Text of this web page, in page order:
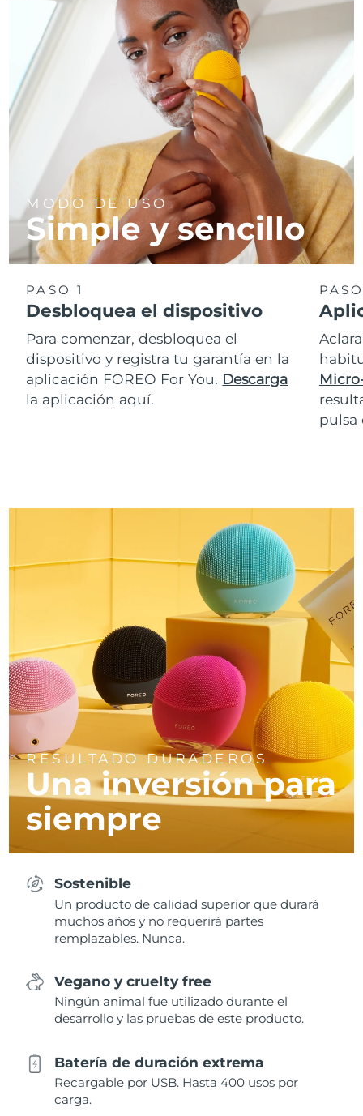
MODO DE USO
Simple y sencillo
PASO 1
Desbloquea el dispositivo
Para comenzar, desbloquea el
dispositivo y registra tu garantía en la
aplicación FOREO For You. Descarga
la aplicación aquí.
pulsa
RESULTADO DURADEROS
Una inversión para
siempre
Sostenible
Un producto de calidad superior que durará
muchos años y no requerirá partes
remplazables. Nunca.
Vegano y cruelty free
Ningún animal fue utilizado durante el
desarrollo y las pruebas de este producto.
Batería de duración extrema
Recargable por USB. Hasta 400 usos por
carga.